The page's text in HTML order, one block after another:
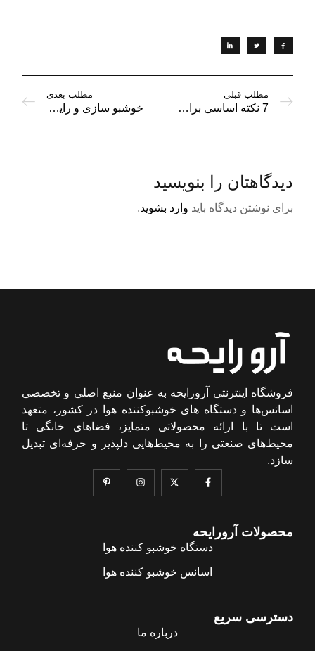
مطلب قبلی
7 نکته اساسی برای نگهداری اسانس خوشبوکننده
مطلب بعدی
خوشبو سازی و رایحه افشانی بی خطر در طول شب
دیدگاهتان را بنویسید
برای نوشتن دیدگاه باید وارد بشوید.
فروشگاه اینترنتی آرورایحه به عنوان منبع اصلی و تخصصی
اسانس‌ها و دستگاه های خوشبوکننده هوا در کشور، متعهد
است تا با ارائه محصولاتی متمایز، فضاهای خانگی تا
محیط‌های صنعتی را به محیط‌هایی دلپذیر و حرفه‌ای تبدیل
سازد.
محصولات آرورایحه
دستگاه خوشبو کننده هوا
اسانس خوشبو کننده هوا
دسترسی سریع
درباره ما